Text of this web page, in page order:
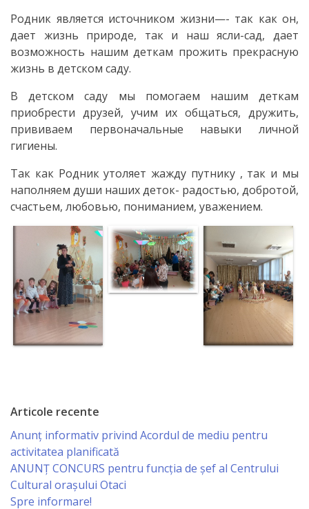
Родник является источником жизни—- так как он,
дает жизнь природе, так и наш ясли-сад, дает
возможность нашим деткам прожить прекрасную
жизнь в детском саду.
В детском саду мы помогаем нашим деткам
приобрести друзей, учим их общаться, дружить,
прививаем первоначальные навыки личной
гигиены.
Так как Родник утоляет жажду путнику , так и мы
наполняем души наших деток- радостью, добротой,
счастьем, любовью, пониманием, уважением.
Articole recente
Anunț informativ privind Acordul de mediu pentru
activitatea planificată
ANUNŢ CONCURS pentru funcţia de şef al Centrului
Cultural oraşului Otaci
Spre informare!